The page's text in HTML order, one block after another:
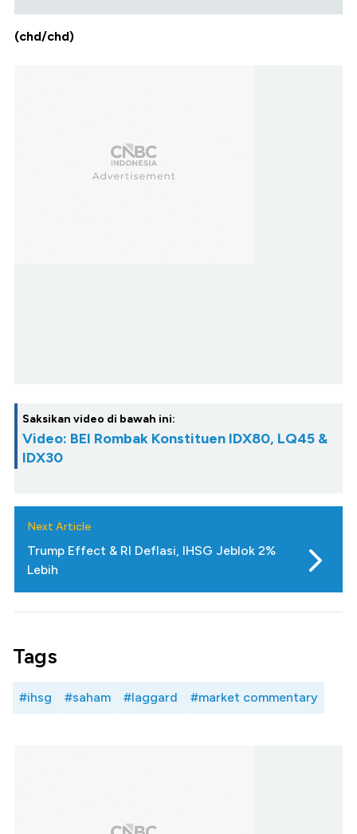
(chd/chd)
Saksikan video di bawah ini:
Video: BEI Rombak Konstituen IDX80, LQ45 &
IDX30
Next Article
Trump Effect & RI Deflasi, IHSG Jeblok 2%
Lebih
Tags
#ihsg #saham #laggard #market commentary